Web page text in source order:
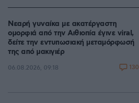
Νεαρή γυναίκα με ακατέργαστη
ομορφιά από την Αιθιοπία έγινε viral,
δείτε την εντυπωσιακή μεταμόρφωσή
της από μακιγιέρ
06.08.2026, 09:18 130